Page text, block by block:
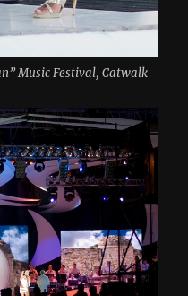
Music Festival, Catwalk